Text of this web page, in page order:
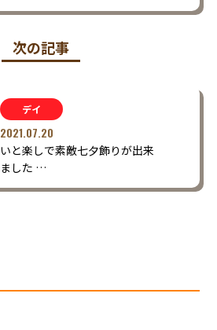
次の記事
デイ
2021.07.20
いと楽しで素敵七夕飾りが出来
ました …